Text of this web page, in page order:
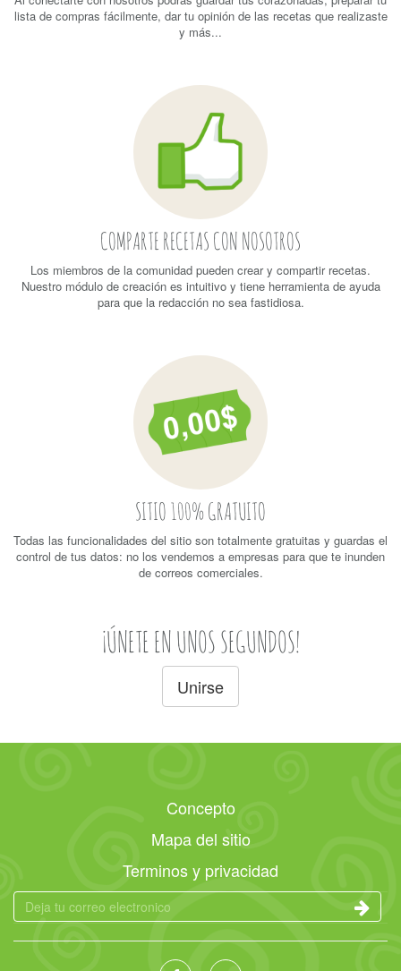
lista de compras fácilmente, dar tu opinión de las recetas que realizaste
y más...
COMPARTE RECETAS CON NOSOTROS
Los miembros de la comunidad pueden crear y compartir recetas.
Nuestro módulo de creación es intuitivo y tiene herramienta de ayuda
para que la redacción no sea fastidiosa.
SITIO 100% GRATUITO
Todas las funcionalidades del sitio son totalmente gratuitas y guardas el
control de tus datos: no los vendemos a empresas para que te inunden
de correos comerciales.
¡ÚNETE EN UNOS SEGUNDOS!
Unirse
Concepto
Mapa del sitio
Terminos y privacidad